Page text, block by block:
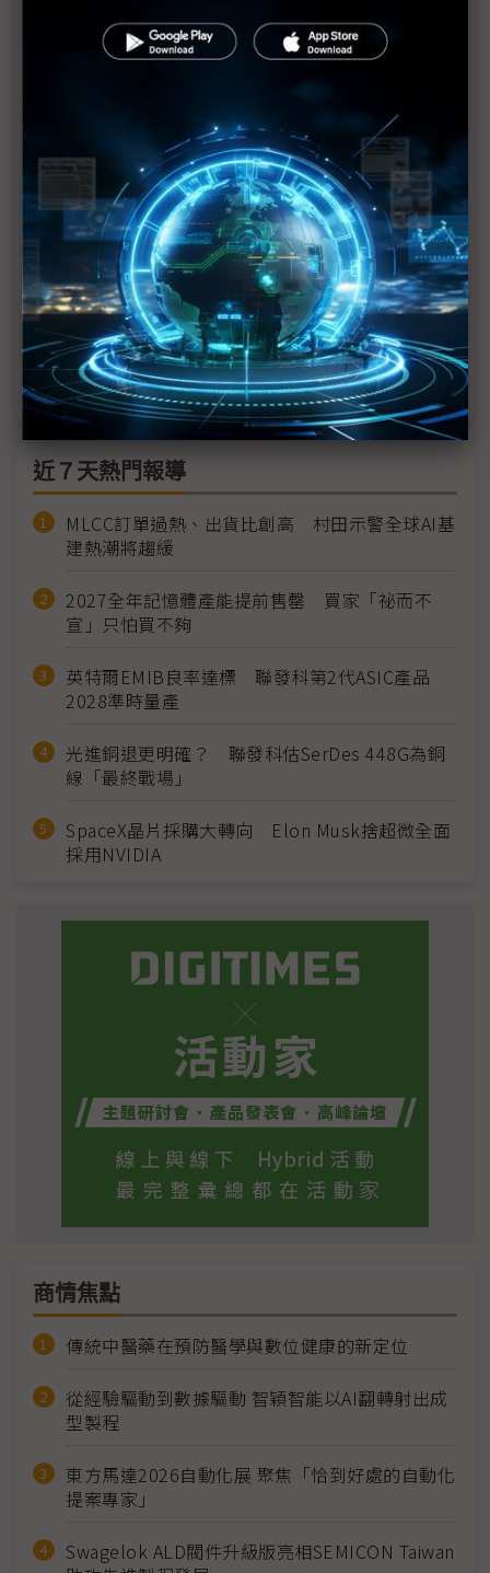
「Micro LED成主流」
AI驅動Micro LED關鍵技術 瑞利光智能攜客戶導入
錼創中、美雙擴產應對地緣風險 無懼Micro LED紅
潮進逼
錼創展示0.18吋全彩Micro LED 主攻AI眼鏡
偏光雙雄Touch Taiwan秀肌肉 不約而同聚焦三大應
用
富采秀Micro LED技術實力 雙加值引擎啟動
近７天熱門報導
MLCC訂單過熱、出貨比創高 村田示警全球AI基
建熱潮將趨緩
2027全年記憶體產能提前售罄 買家「祕而不
宣」只怕買不夠
英特爾EMIB良率達標 聯發科第2代ASIC產品
2028準時量產
光進銅退更明確？ 聯發科估SerDes 448G為銅
線「最終戰場」
SpaceX晶片採購大轉向 Elon Musk捨超微全面
採用NVIDIA
商情焦點
傳統中醫藥在預防醫學與數位健康的新定位
從經驗驅動到數據驅動 智穎智能以AI翻轉射出成
型製程
東方馬達2026自動化展 聚焦「恰到好處的自動化
提案專家」
Swagelok ALD閥件升級版亮相SEMICON Taiwan